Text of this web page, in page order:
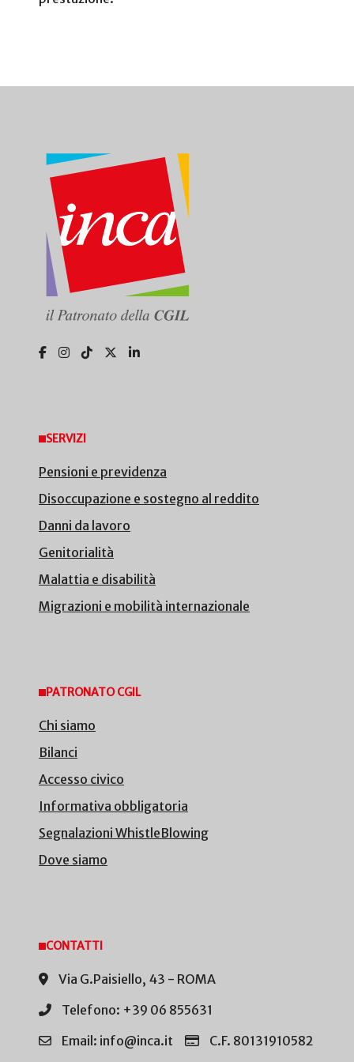
SERVIZI
Pensioni e previdenza
Disoccupazione e sostegno al reddito
Danni da lavoro
Genitorialità
Malattia e disabilità
Migrazioni e mobilità internazionale
PATRONATO CGIL
Chi siamo
Bilanci
Accesso civico
Informativa obbligatoria
Segnalazioni WhistleBlowing
Dove siamo
CONTATTI
Via G.Paisiello, 43 - ROMA
Telefono: +39 06 855631
Email: info@inca.it
C.F. 80131910582